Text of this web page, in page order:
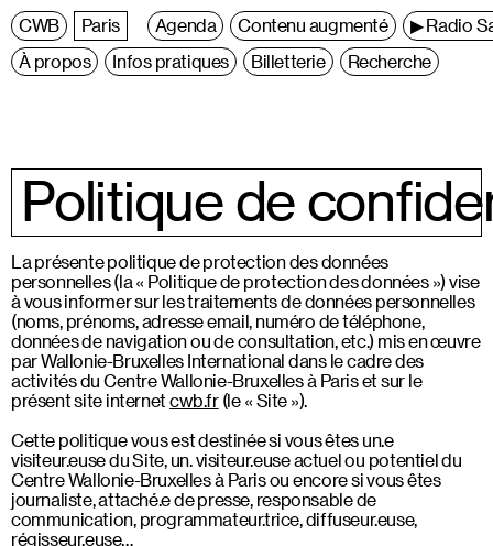
Centre
Wallonie
Bruxelles
Paris Agenda Contenu augmenté
▶ Radio
À propos
Infos pratiques Billetterie Recherche
Politique de
La présente politique de protection des données
personnelles (la « Politique de protection des données ») vise
à vous informer sur les traitements de données personnelles
(noms, prénoms, adresse email, numéro de téléphone,
données de navigation ou de consultation, etc.) mis en œuvre
par Wallonie-Bruxelles International dans le cadre des
activités du Centre Wallonie-Bruxelles à Paris et sur le
présent site internetcwb.fr(le « Site »).
Cette politique vous est destinée si vous êtes un.e
visiteur.euse du Site, un. visiteur.euse actuel ou potentiel du
Centre Wallonie-Bruxelles à Paris ou encore si vous êtes
journaliste, attaché.e de presse, responsable de
communication, programmateur.trice, diffuseur.euse,
régisseur.euse…